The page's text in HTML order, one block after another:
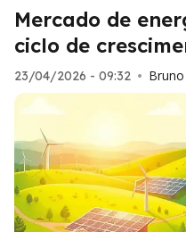
Mercado de
ciclo de
23/04/2026 - 09:32 •